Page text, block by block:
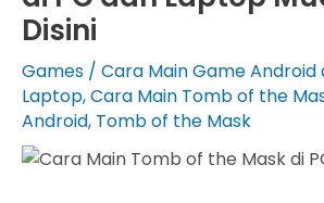
Disini
Games / Cara Main Game Android
Laptop,Cara Main Tomb of the
Android, Tomb of the Mask